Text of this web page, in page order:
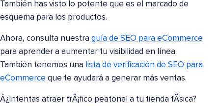
También has visto lo potente que es el marcado de
esquema para los productos.
Ahora, consulta nuestra guía de SEO para eCommerce
para aprender a aumentar tu visibilidad en línea.
También tenemos una lista de verificación de SEO para
eCommerce que te ayudará a generar más ventas.
Â¿Intentas atraer trÃ¡fico peatonal a tu tienda fÃ­sica?